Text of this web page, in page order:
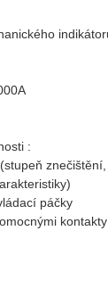
:
páčky